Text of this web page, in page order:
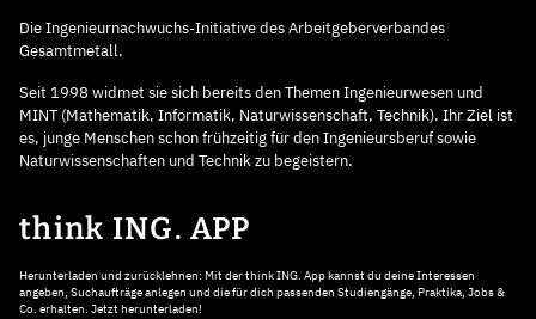
Die Ingenieurnachwuchs-Initiative des Arbeitgeberverbandes
Gesamtmetall.
Seit 1998 widmet sie sich bereits den Themen Ingenieurwesen und
MINT (Mathematik, Informatik, Naturwissenschaft, Technik). Ihr Ziel ist
es, junge Menschen schon frühzeitig für den Ingenieursberuf sowie
Naturwissenschaften und Technik zu begeistern.
think ING. APP
Herunterladen und zurücklehnen: Mit der think ING. App kannst du deine Interessen
angeben, Suchaufträge anlegen und die für dich passenden Studiengänge, Praktika, Jobs &
Co. erhalten. Jetzt herunterladen!